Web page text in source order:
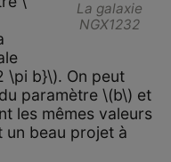
La galaxie
NGX1232
\pi b}\). On peut
paramètre \(b\) et
les mêmes valeurs
un beau projet à